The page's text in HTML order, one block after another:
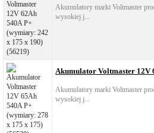
Akumulatory marki Voltmaster
wysokiej j...
Akumulator Voltmaster 12V
Akumulatory marki Voltmaster
wysokiej j...